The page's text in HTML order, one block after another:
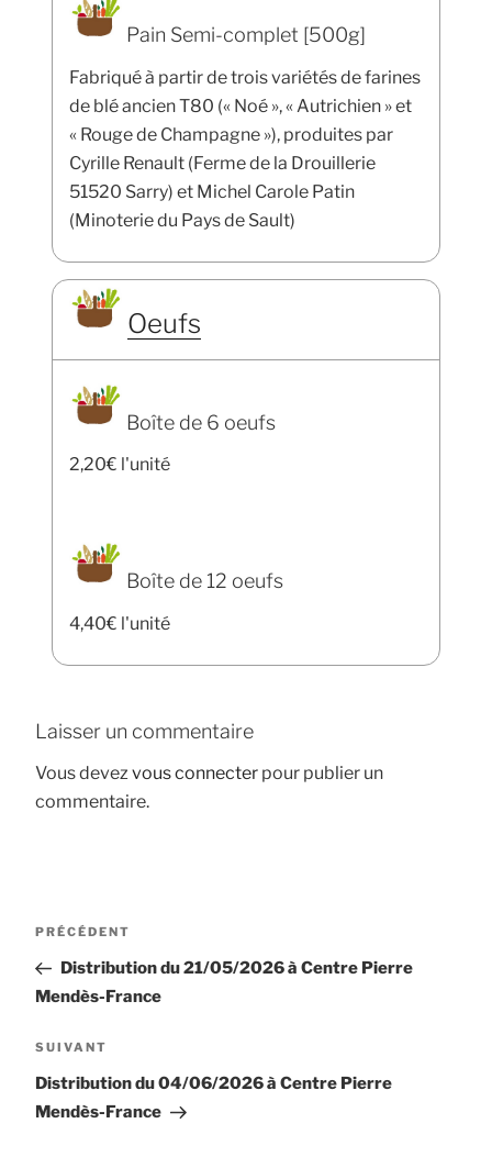
Pain Semi-complet [500g]
Fabriqué à partir de trois variétés de farines
de blé ancien T80 (« Noé », « Autrichien » et
« Rouge de Champagne »), produites par
Cyrille Renault (Ferme de la Drouillerie
51520 Sarry) et Michel Carole Patin
(Minoterie du Pays de Sault)
Oeufs
Boîte de 6 oeufs
2,20€ l'unité
Boîte de 12 oeufs
4,40€ l'unité
Laisser un commentaire
Vous devezvous connecter pour publier un
commentaire.
Navigation
l’article
Article
précédent
PRÉCÉDENT
Distribution du 21/05/2026 à Centre Pierre
Mendès-France
Article
suivant
SUIVANT
Distribution du 04/06/2026 à Centre Pierre
Mendès-France